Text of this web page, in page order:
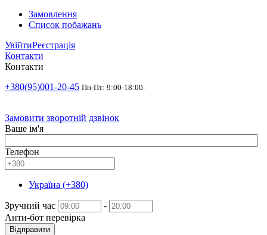
Замовлення
Список побажань
УвійтиРеєстрація
Контакти
Контакти
+380(95)001-20-45 Пн-Пт: 9:00-18:00.
Замовити зворотній дзвінок
Ваше ім'я
Телефон
Україна (+380)
Зручний час
-
Анти-бот перевірка
Відправити